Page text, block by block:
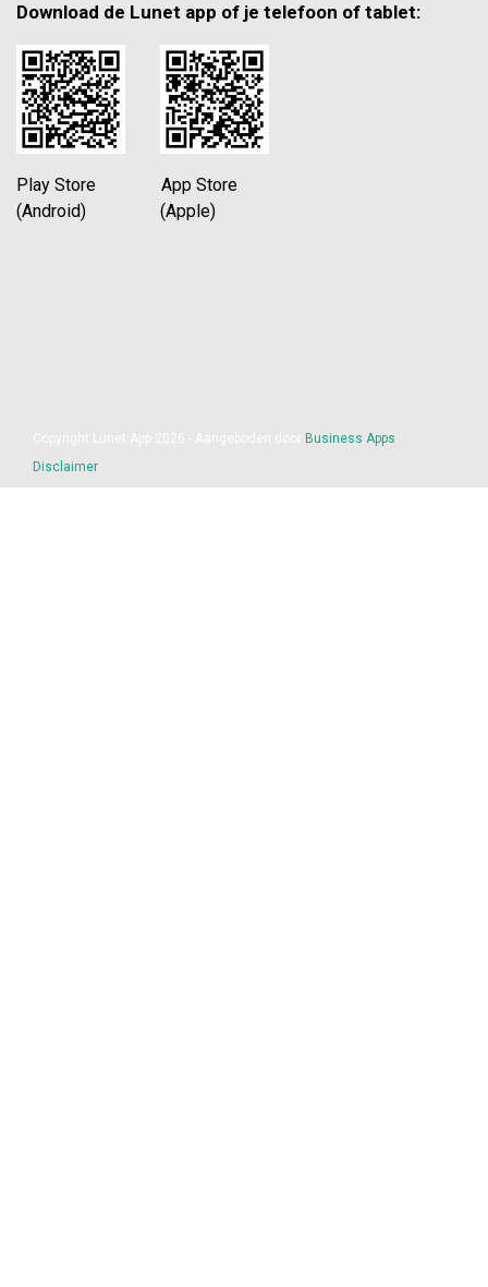
Download de Lunet app of je telefoon of tablet:
Play Store App Store
(Android) (Apple)
Business Apps
Disclaimer